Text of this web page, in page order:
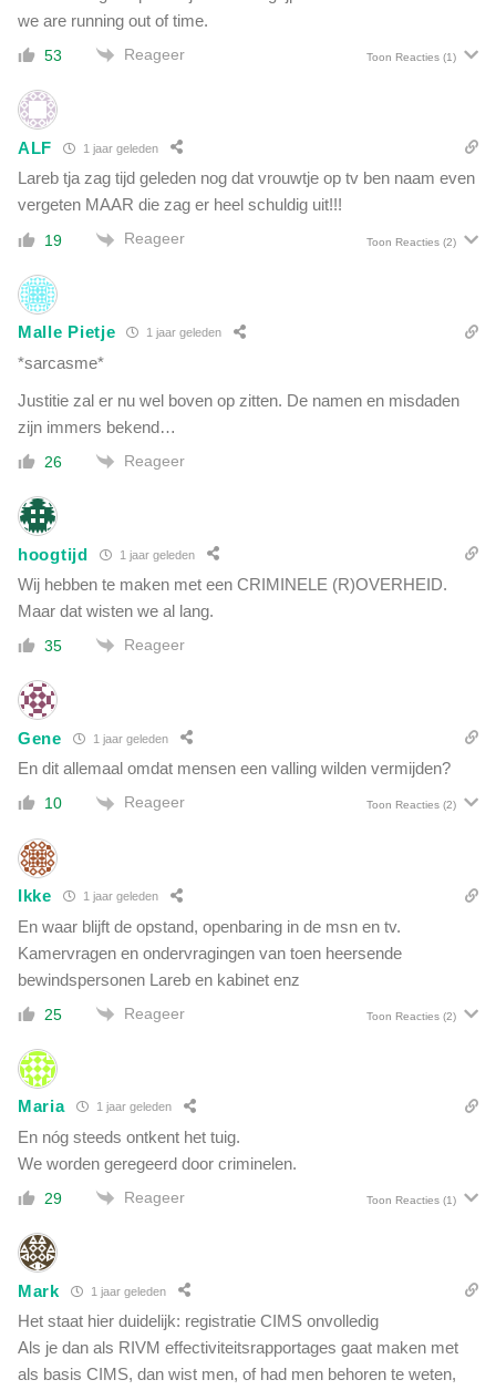
we are running out of time.
53 Reageer Toon Reacties (1)
ALF 1 jaar geleden
Lareb tja zag tijd geleden nog dat vrouwtje op tv ben naam even
vergeten MAAR die zag er heel schuldig uit!!!
19 Reageer Toon Reacties (2)
Malle Pietje 1 jaar geleden
*sarcasme*
Justitie zal er nu wel boven op zitten. De namen en misdaden
zijn immers bekend…
26 Reageer
hoogtijd 1 jaar geleden
Wij hebben te maken met een CRIMINELE (R)OVERHEID.
Maar dat wisten we al lang.
35 Reageer
Gene 1 jaar geleden
En dit allemaal omdat mensen een valling wilden vermijden?
10 Reageer Toon Reacties (2)
Ikke 1 jaar geleden
En waar blijft de opstand, openbaring in de msn en tv.
Kamervragen en ondervragingen van toen heersende
bewindspersonen Lareb en kabinet enz
25 Reageer Toon Reacties (2)
Maria 1 jaar geleden
En nóg steeds ontkent het tuig.
We worden geregeerd door criminelen.
29 Reageer Toon Reacties (1)
Mark 1 jaar geleden
Het staat hier duidelijk: registratie CIMS onvolledig
Als je dan als RIVM effectiviteitsrapportages gaat maken met
als basis CIMS, dan wist men, of had men behoren te weten,